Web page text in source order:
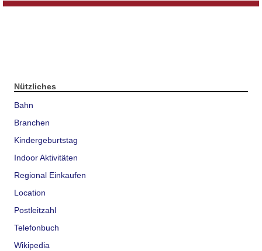
Nützliches
Bahn
Branchen
Kindergeburtstag
Indoor Aktivitäten
Regional Einkaufen
Location
Postleitzahl
Telefonbuch
Wikipedia